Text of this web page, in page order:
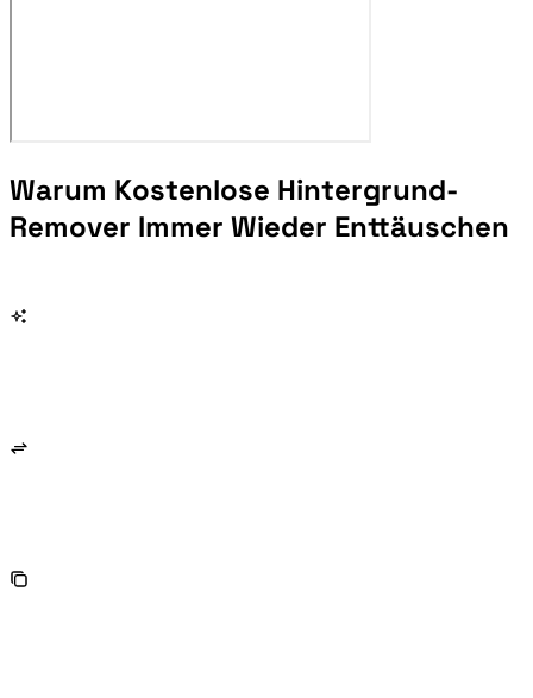
Warum Kostenlose Hintergrund-
Remover Immer Wieder Enttäuschen